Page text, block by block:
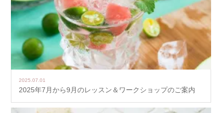
2025.07.01
2025年7月から9月のレッスン＆ワークショップのご案内